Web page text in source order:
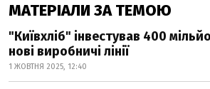
МАТЕРІАЛИ ЗА ТЕМОЮ
"Київхліб" інвестував 400
нові виробничі лінії
1 ЖОВТНЯ 2025, 12:40